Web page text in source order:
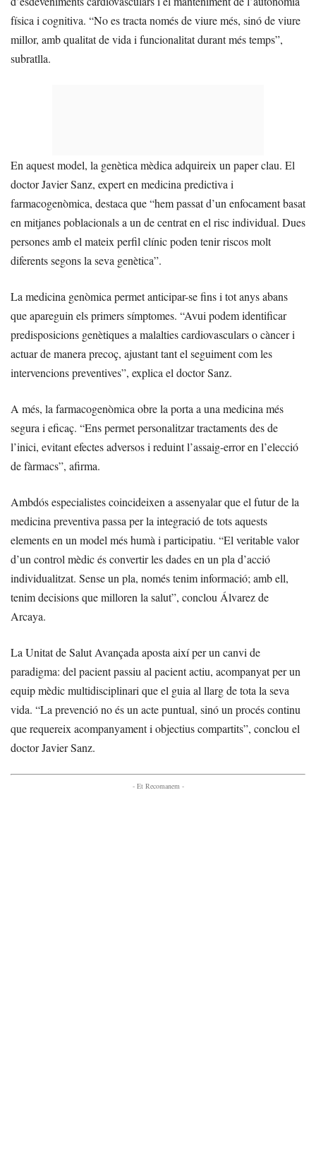
física i cognitiva. “No es tracta només de viure més, sinó de viure
millor, amb qualitat de vida i funcionalitat durant més temps”,
subratlla.
En aquest model, la genètica mèdica adquireix un paper clau. El
doctor Javier Sanz, expert en medicina predictiva i
farmacogenòmica, destaca que “hem passat d’un enfocament basat
en mitjanes poblacionals a un de centrat en el risc individual. Dues
persones amb el mateix perfil clínic poden tenir riscos molt
diferents segons la seva genètica”.
La medicina genòmica permet anticipar-se fins i tot anys abans
que apareguin els primers símptomes. “Avui podem identificar
predisposicions genètiques a malalties cardiovasculars o càncer i
actuar de manera precoç, ajustant tant el seguiment com les
intervencions preventives”, explica el doctor Sanz.
A més, la farmacogenòmica obre la porta a una medicina més
segura i eficaç. “Ens permet personalitzar tractaments des de
l’inici, evitant efectes adversos i reduint l’assaig-error en l’elecció
de fàrmacs”, afirma.
Ambdós especialistes coincideixen a assenyalar que el futur de la
medicina preventiva passa per la integració de tots aquests
elements en un model més humà i participatiu. “El veritable valor
d’un control mèdic és convertir les dades en un pla d’acció
individualitzat. Sense un pla, només tenim informació; amb ell,
tenim decisions que milloren la salut”, conclou Álvarez de
Arcaya.
La Unitat de Salut Avançada aposta així per un canvi de
paradigma: del pacient passiu al pacient actiu, acompanyat per un
equip mèdic multidisciplinari que el guia al llarg de tota la seva
vida. “La prevenció no és un acte puntual, sinó un procés continu
que requereix acompanyament i objectius compartits”, conclou el
doctor Javier Sanz.
- Et Recomanem -